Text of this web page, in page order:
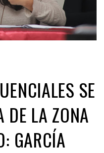
SE
DE LA ZONA
GARCÍA